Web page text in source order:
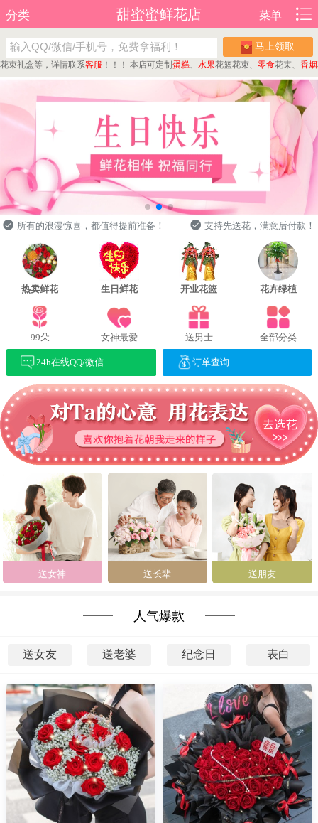
分类 甜蜜蜜鲜花店 菜单
马上领取
盒等，详情联系客服！！！ 本店可定制蛋糕、水果花篮花束、零食花束、香烟花
所有的浪漫惊喜，都值得提前准备！ 支持先送花，满意后付款！
热卖鲜花 生日鲜花 开业花篮 花卉绿植
99朵 女神最爱 送男士 全部分类
24h在线QQ/微信 订单查询
送女神 送长辈 送朋友
人气爆款
送女友 送老婆 纪念日 表白